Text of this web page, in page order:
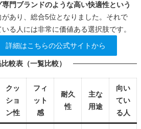
専門ブランドのような高い快適性という
があり、総合5位となりました。それで
る人には非常に価値ある選択肢です。
細はこちらの公式サイトから
較表（一覧比較）
クッ
ショ
ン性
フィ
ット
感
耐久
性
主な
用途
向い
てい
る人